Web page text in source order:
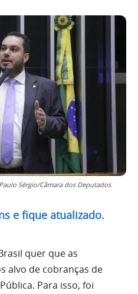
Sérgio/Câmara dos Deputados
e fique atualizado.
quer que as
alvo de cobranças de
Para isso, foi